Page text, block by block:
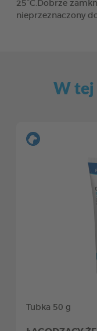
25°C.Dobrze
nieprzeznaczony
W tej
Tubka 50 g